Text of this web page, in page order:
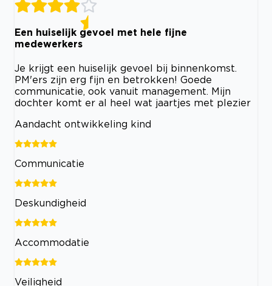
Een huiselijk gevoel met hele fijne
medewerkers
Je krijgt een huiselijk gevoel bij binnenkomst.
PM'ers zijn erg fijn en betrokken! Goede
communicatie, ook vanuit management. Mijn
dochter komt er al heel wat jaartjes met plezier
Aandacht ontwikkeling kind
Communicatie
Deskundigheid
Accommodatie
Veiligheid